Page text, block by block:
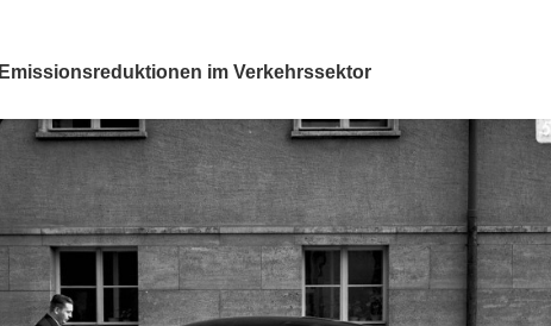
Emissionsreduktionen im Verkehrssektor